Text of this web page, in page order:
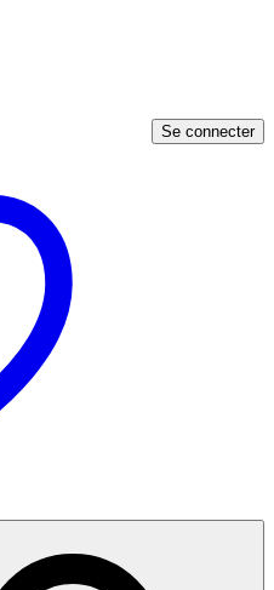
Se connecter